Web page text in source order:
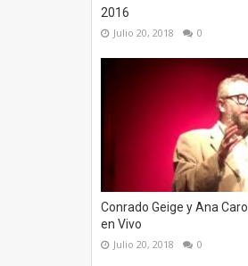
2016
Julio 20, 2018 0
Conrado Geige y Ana
en Vivo
Julio 20, 2018 0